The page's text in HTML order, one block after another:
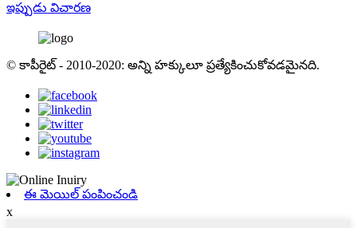
ఇప్పుడు విచారణ
© కాపీరైట్ - 2010-2020: అన్ని హక్కులూ ప్రత్యేకించుకోవడమైనది.
ఈ మెయిల్ పంపించండి
x